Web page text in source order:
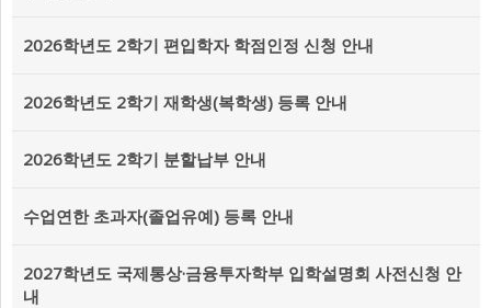
2026학년도 2학기 편입학자 학점인정 신청 안내
2026학년도 2학기 재학생(복학생) 등록 안내
2026학년도 2학기 분할납부 안내
수업연한 초과자(졸업유예) 등록 안내
2027학년도 국제통상·금융투자학부 입학설명회 사전신청 안
내